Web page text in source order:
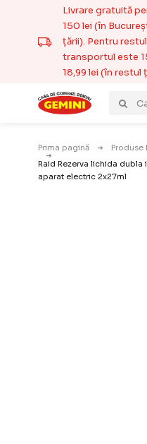
Livrare gratuită
150 lei (în
țării). Pentru
transportul este
18,99 lei (în restul
Prima pagină Produse
Raid Rezerva lichida
aparat electric 2x27ml